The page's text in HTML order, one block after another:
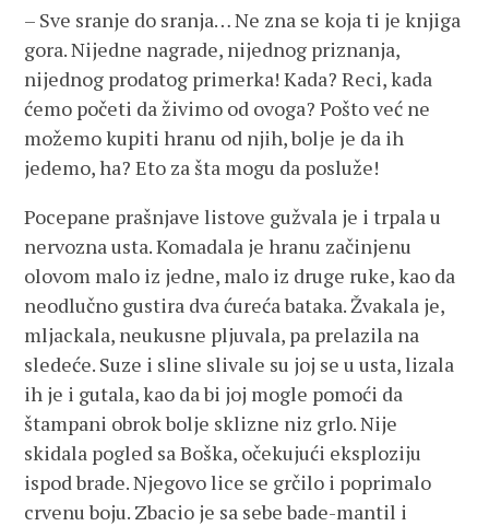
– Sve sranje do sranja… Ne zna se koja ti je knjiga
gora. Nijedne nagrade, nijednog priznanja,
nijednog prodatog primerka! Kada? Reci, kada
ćemo početi da živimo od ovoga? Pošto već ne
možemo kupiti hranu od njih, bolje je da ih
jedemo, ha? Eto za šta mogu da posluže!
Pocepane prašnjave listove gužvala je i trpala u
nervozna usta. Komadala je hranu začinjenu
olovom malo iz jedne, malo iz druge ruke, kao da
neodlučno gustira dva ćureća bataka. Žvakala je,
mljackala, neukusne pljuvala, pa prelazila na
sledeće. Suze i sline slivale su joj se u usta, lizala
ih je i gutala, kao da bi joj mogle pomoći da
štampani obrok bolje sklizne niz grlo. Nije
skidala pogled sa Boška, očekujući eksploziju
ispod brade. Njegovo lice se grčilo i poprimalo
crvenu boju. Zbacio je sa sebe bade-mantil i